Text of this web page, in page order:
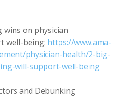
wins on physician
well-being: https://www.ama-
physician-health/2-big-
will-support-well-being
and Debunking